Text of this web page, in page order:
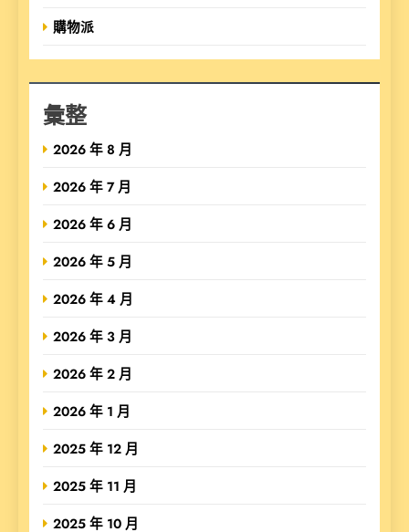
購物派
彙整
2026 年 8 月
2026 年 7 月
2026 年 6 月
2026 年 5 月
2026 年 4 月
2026 年 3 月
2026 年 2 月
2026 年 1 月
2025 年 12 月
2025 年 11 月
2025 年 10 月